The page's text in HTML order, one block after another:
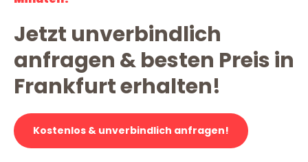
Jetzt unverbindlich
anfragen & besten Preis in
Frankfurt erhalten!
Kostenlos & unverbindlich anfragen!